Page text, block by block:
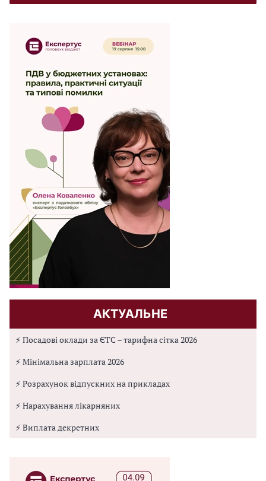
АКТУАЛЬНЕ
⚡ Посадові оклади за ЄТС – тарифна сітка 2026
⚡ Мінімальна зарплата 2026
⚡ Розрахунок відпускних на прикладах
⚡ Нарахування лікарняних
⚡ Виплата декретних